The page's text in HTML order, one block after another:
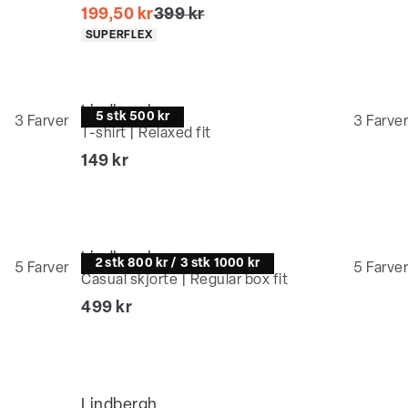
199,50 krI alt (uden rabat)
399 kr
Produkt egenskaber
SUPERFLEX
3 Farver 5 stk 500 kr
Lindbergh
T-shirt | Relaxed fit
3 Farver
I alt (inkl. rabat)
149 kr
5 Farver 2 stk 800 kr / 3 stk 1000 kr
Lindbergh
Casual skjorte | Regular box fit
5 Farver
I alt (inkl. rabat)
499 kr